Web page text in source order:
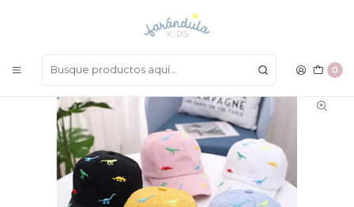
0
LAS MEJORES PRENDAS A UN SOLO CLICK